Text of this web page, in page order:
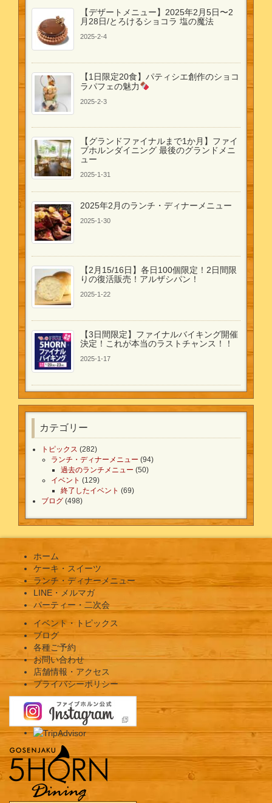
【デザートメニュー】2025年2月5日〜2
月28日/とろけるショコラ 塩の魔法
2025-2-4
【1日限定20食】パティシエ創作のショコ
ラパフェの魅力
2025-2-3
【グランドファイナルまで1か月】ファイ
ブホルンダイニング 最後のグランドメニ
ュー
2025-1-31
2025年2月のランチ・ディナーメニュー
2025-1-30
【2月15/16日】各日100個限定！2日間限
りの復活販売！アルザシパン！
2025-1-22
【3日間限定】ファイナルバイキング開催
決定！これが本当のラストチャンス！！
2025-1-17
カテゴリー
トピックス (282)
ランチ・ディナーメニュー (94)
過去のランチメニュー (50)
イベント (129)
終了したイベント (69)
ブログ (498)
ホーム
ケーキ・スイーツ
ランチ・ディナーメニュー
LINE・メルマガ
パーティー・二次会
イベント・トピックス
ブログ
各種ご予約
お問い合わせ
店舗情報・アクセス
プライバシーポリシー